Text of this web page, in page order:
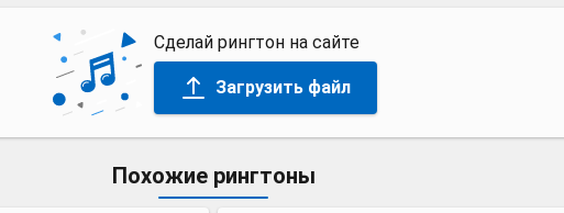
Сделай рингтон на сайте
Загрузить файл
Похожие рингтоны